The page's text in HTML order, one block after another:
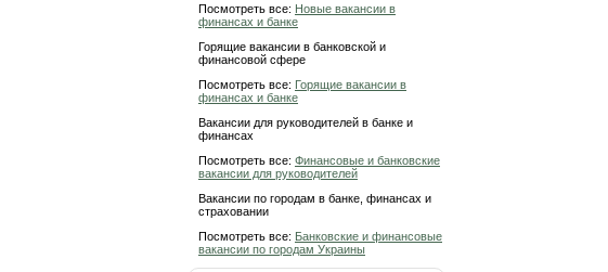
Посмотреть все: Новые вакансии в
финансах и банке
Горящие вакансии в банковской и
финансовой сфере
Посмотреть все: Горящие вакансии в
финансах и банке
Вакансии для руководителей в банке и
финансах
Посмотреть все: Финансовые и банковские
вакансии для руководителей
Вакансии по городам в банке, финансах и
страховании
Посмотреть все: Банковские и финансовые
вакансии по городам Украины